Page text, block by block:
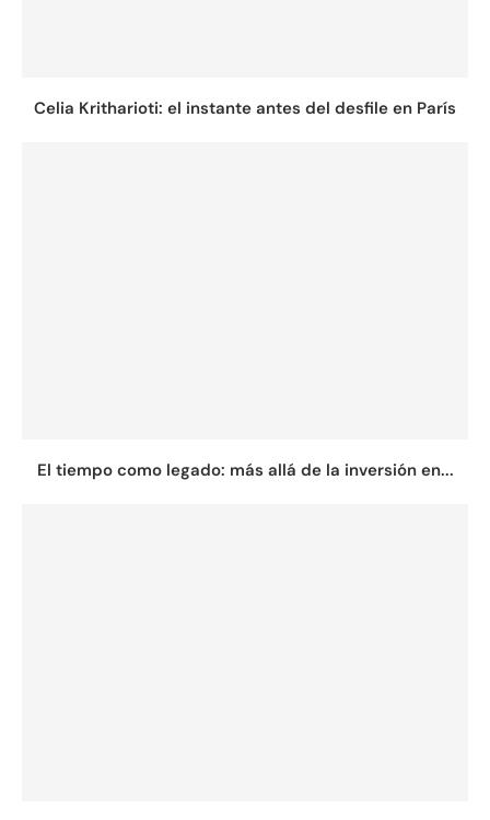
Celia Kritharioti: el instante antes del desfile en París
El tiempo como legado: más allá de la inversión en...